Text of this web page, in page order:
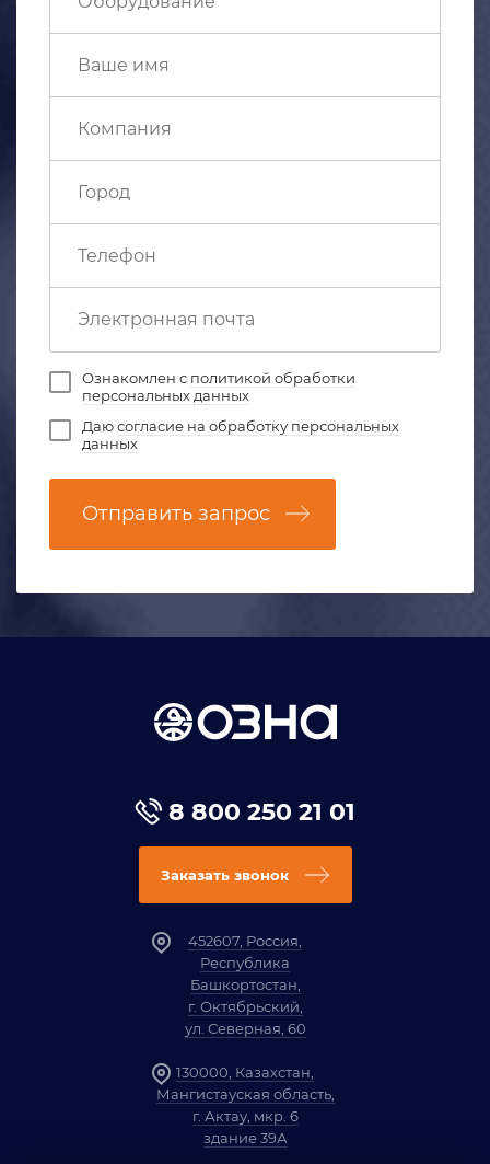
Ознакомлен с политикой обработки
персональных данных
Даюсогласие на обработку персональных
данных
Отправить запрос
8 800 250 21 01
Заказать звонок
452607, Россия,
Республика
Башкортостан,
г. Октябрьский,
ул. Северная, 60
130000, Казахстан,
Мангистауская область,
г. Актау, мкр. 6
здание 39А